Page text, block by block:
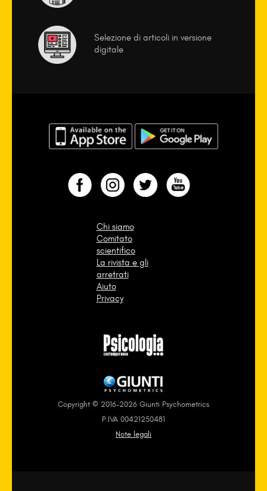
Selezione di articoli in versione
digitale
Copyright © 2016-2026 Giunti Psychometrics
P.IVA 00421250481
Note legali
Chi siamo
Comitato
scientifico
La rivista e gli
arretrati
Aiuto
Privacy